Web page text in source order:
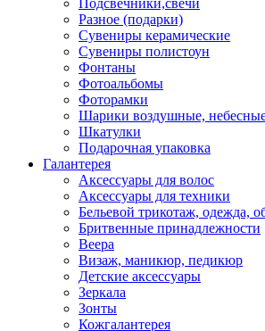
Разное (подарки)
Сувениры керамические
Сувениры полистоун
Фонтаны
Фотоальбомы
Фоторамки
Шарики воздушные,
Шкатулки
Подарочная упаковка
Галантерея
Аксессуары для волос
Аксессуары для техники
Бельевой трикотаж, одежда,
Бритвенные принадлежности
Веера
Визаж, маникюр, педикюр
Детские аксессуары
Зеркала
Зонты
Кожгалантерея